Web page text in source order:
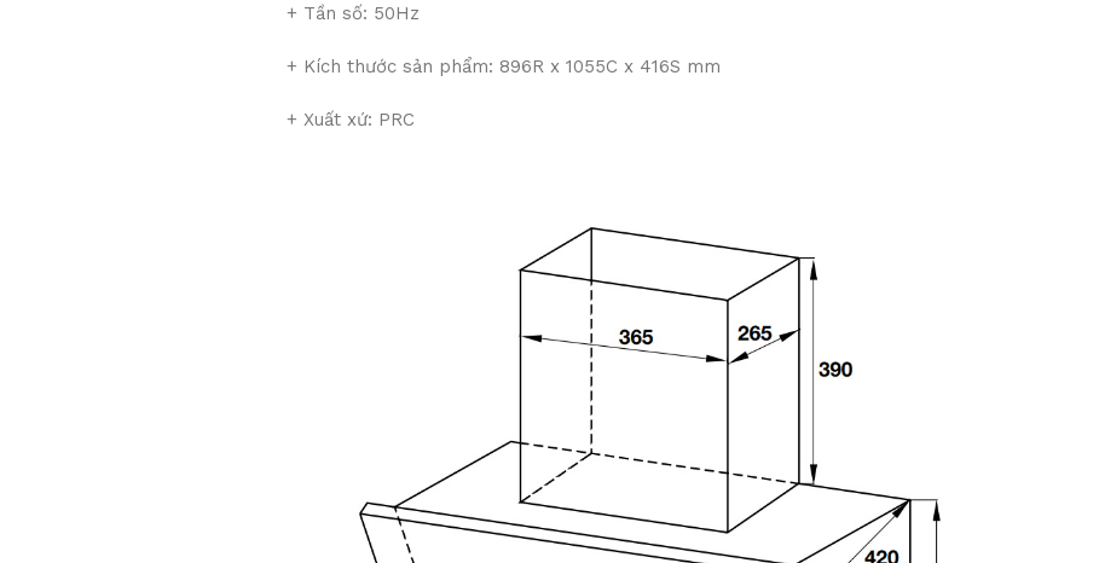
+ Tần số: 50Hz
+ Kích thước sản phẩm: 896R x 1055C x 416S mm
+ Xuất xứ: PRC